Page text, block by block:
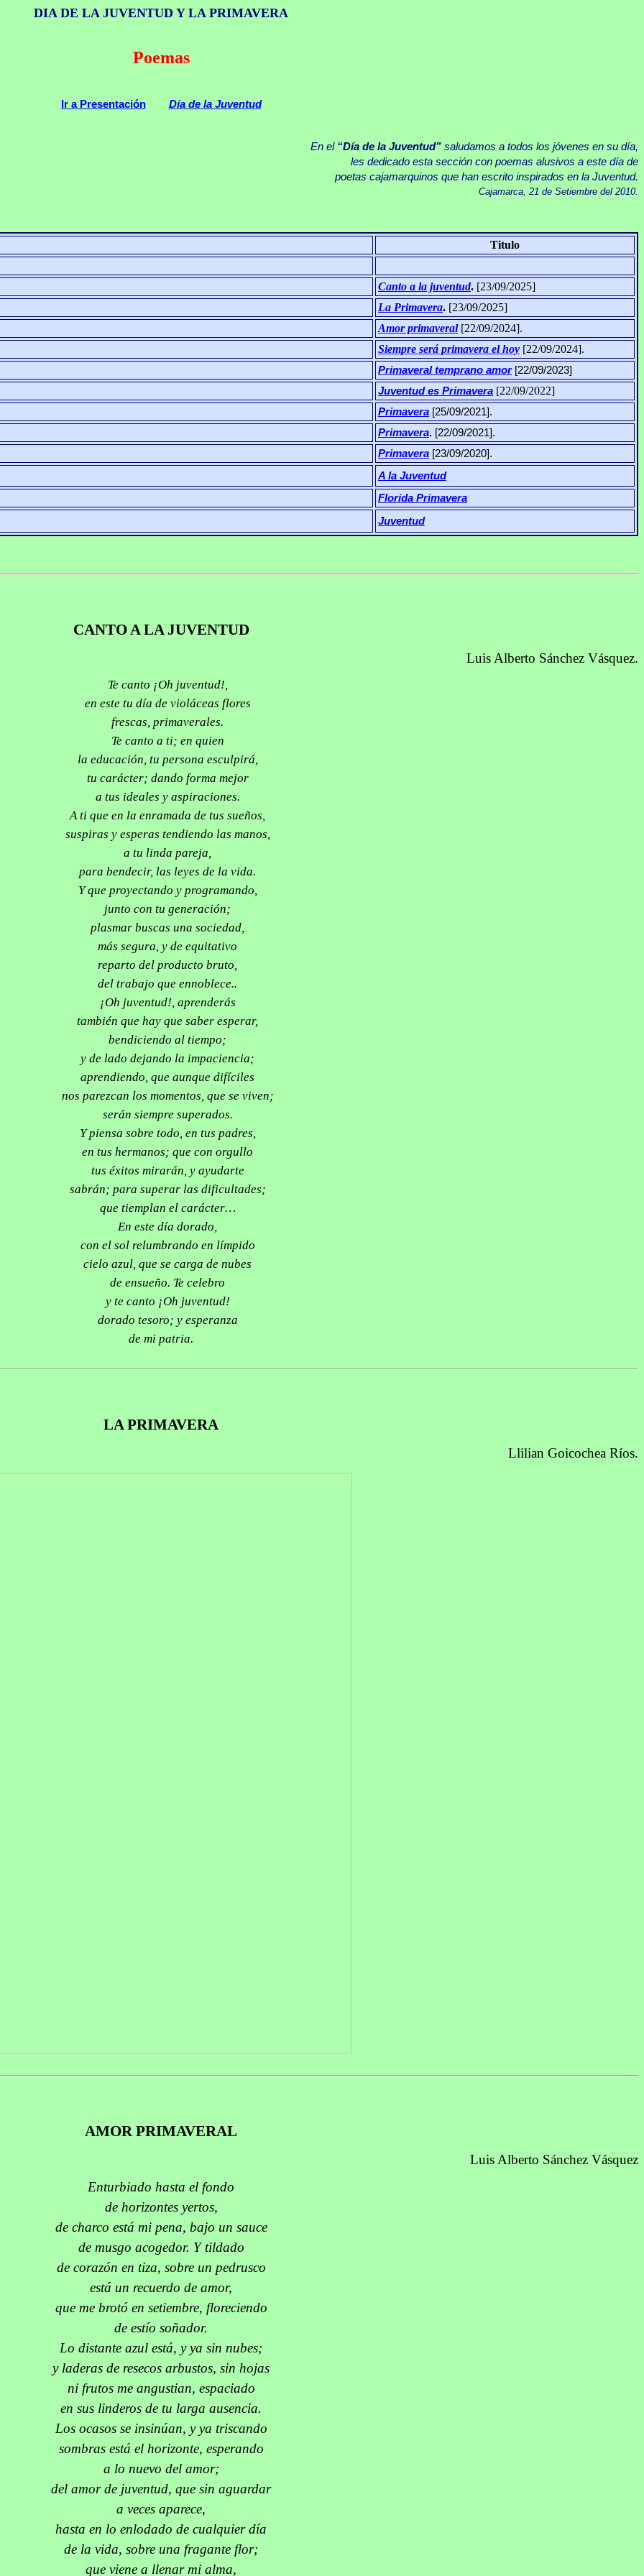
DIA DE LA JUVENTUD Y LA PRIMAVERA
Poemas
Ir a Presentación Día de la Juventud
En el “Día de la Juventud” saludamos a todos los jóvenes en su día,
les dedicado esta sección con poemas alusivos a este día de
poetas cajamarquinos que han escrito inspirados en la Juventud.
Cajamarca, 21 de Setiembre del 2010.
Titulo
Canto a la juventud. [23/09/2025]
La Primavera. [23/09/2025]
Amor primaveral[22/09/2024].
Siempre será primavera el hoy [22/09/2024].
Primaveral temprano amor[22/09/2023]
Juventud es Primavera [22/09/2022]
Primavera [25/09/2021].
Primavera. [22/09/2021].
Primavera [23/09/2020].
A la Juventud
Florida Primavera
Juventud
CANTO A LA JUVENTUD
Luis Alberto Sánchez Vásquez.
Te canto ¡Oh juventud!,
en este tu día de violáceas flores
frescas, primaverales.
Te canto a ti; en quien
la educación, tu persona esculpirá,
tu carácter; dando forma mejor
a tus ideales y aspiraciones.
A ti que en la enramada de tus sueños,
suspiras y esperas tendiendo las manos,
a tu linda pareja,
para bendecir, las leyes de la vida.
Y que proyectando y programando,
junto con tu generación;
plasmar buscas una sociedad,
más segura, y de equitativo
reparto del producto bruto,
del trabajo que ennoblece..
¡Oh juventud!, aprenderás
también que hay que saber esperar,
bendiciendo al tiempo;
y de lado dejando la impaciencia;
aprendiendo, que aunque difíciles
nos parezcan los momentos, que se viven;
serán siempre superados.
Y piensa sobre todo, en tus padres,
en tus hermanos; que con orgullo
tus éxitos mirarán, y ayudarte
sabrán; para superar las dificultades;
que tiemplan el carácter…
En este día dorado,
con el sol relumbrando en límpido
cielo azul, que se carga de nubes
de ensueño. Te celebro
y te canto ¡Oh juventud!
dorado tesoro; y esperanza
de mi patria.
LA PRIMAVERA
Llilian Goicochea Ríos.
AMOR PRIMAVERAL
Luis Alberto Sánchez Vásquez
Enturbiado hasta el fondo
de horizontes yertos,
de charco está mi pena, bajo un sauce
de musgo acogedor. Y tildado
de corazón en tiza, sobre un pedrusco
está un recuerdo de amor,
que me brotó en setiembre, floreciendo
de estío soñador.
Lo distante azul está, y ya sin nubes;
y laderas de resecos arbustos, sin hojas
ni frutos me angustian, espaciado
en sus linderos de tu larga ausencia.
Los ocasos se insinúan, y ya triscando
sombras está el horizonte, esperando
a lo nuevo del amor;
del amor de juventud, que sin aguardar
a veces aparece,
hasta en lo enlodado de cualquier día
de la vida, sobre una fragante flor;
que viene a llenar mi alma,